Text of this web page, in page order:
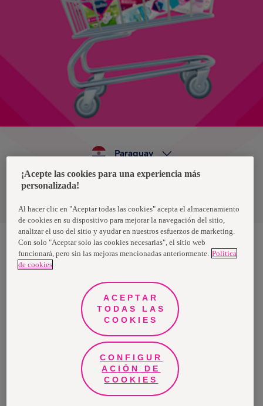
Política de privacidad de datos
Paraguay
Nosotras, una marca de Essity - una compañía global líder en
higiene y salud. Cada día, mil millones de personas, en todo el
propósito es romper barreras por el bienestar en beneficio de
consumidores, pacientes, cuidadores, clientes y la sociedad en
general. Vendemos en aproximadamente 150 países bajo las
principales marcas globales TENA y Tork, así como otras marcas
como Actimove, Cutimed, JOBST, Knix, Leukoplast, Libero, Libresse,
Lotus, Modibodi, Nosotras, Saba, Tempo, TOM Organic y Zewa. En
2024, Essity tuvo ventas de aproximadamente 13 mil millones de
euros y empleó a 36,000 personas. La sede de la compañía está
ubicada en Estocolmo, Suecia, y Essity cotiza en Nasdaq Estocolmo.
Más información enwww.essity.com.
¡Acepte las cookies para una experiencia más
personalizada!
Al hacer clic en "Aceptar todas las cookies" acepta el almacenamiento
de cookies en su dispositivo para mejorar la navegación del sitio,
analizar el uso del sitio y ayudar en nuestros esfuerzos de marketing.
Con solo "Aceptar solo las cookies necesarias", el sitio web
funcionará, pero sin las mejoras mencionadas anteriormente. Política
de cookies
ACEPTAR
TODAS LAS
COOKIES
CONFIGUR
ACIÓN DE
COOKIES